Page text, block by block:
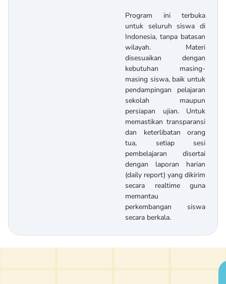
Program ini terbuka
untuk seluruh siswa di
Indonesia, tanpa batasan
wilayah. Materi
disesuaikan dengan
kebutuhan masing-
masing siswa, baik untuk
pendampingan pelajaran
sekolah maupun
persiapan ujian. Untuk
memastikan transparansi
dan keterlibatan orang
tua, setiap sesi
pembelajaran disertai
dengan laporan harian
(daily report) yang dikirim
secara realtime guna
memantau
perkembangan siswa
secara berkala.